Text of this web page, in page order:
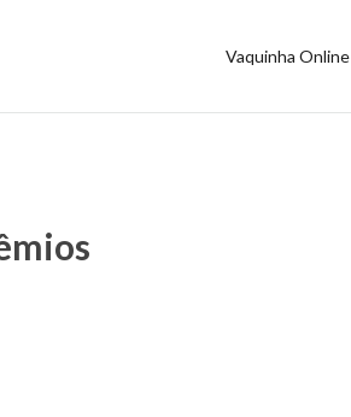
Vaquinha Online